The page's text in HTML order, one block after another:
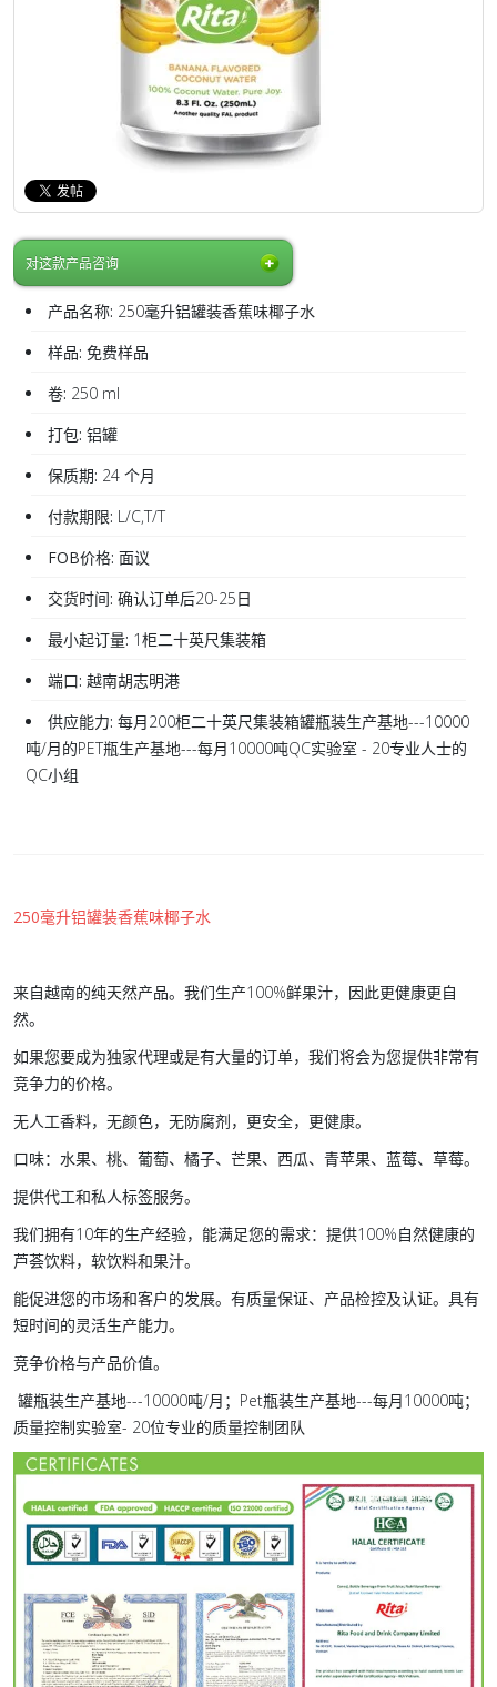
对这款产品咨询
产品名称: 250毫升铝罐装香蕉味椰子水
样品: 免费样品
卷: 250 ml
打包: 铝罐
保质期: 24 个月
付款期限: L/C,T/T
FOB价格: 面议
交货时间: 确认订单后20-25日
最小起订量: 1柜二十英尺集装箱
端口: 越南胡志明港
供应能力: 每月200柜二十英尺集装箱罐瓶装生产基地---10000
吨/月的PET瓶生产基地---每月10000吨QC实验室 - 20专业人士的
QC小组
250毫升铝罐装香蕉味椰子水
来自越南的纯天然产品。我们生产100%鲜果汁，因此更健康更自
然。
如果您要成为独家代理或是有大量的订单，我们将会为您提供非常有
竞争力的价格。
无人工香料，无颜色，无防腐剂，更安全，更健康。
口味：水果、桃、葡萄、橘子、芒果、西瓜、青苹果、蓝莓、草莓。
提供代工和私人标签服务。
我们拥有10年的生产经验，能满足您的需求：提供100%自然健康的
芦荟饮料，软饮料和果汁。
能促进您的市场和客户的发展。有质量保证、产品检控及认证。具有
短时间的灵活生产能力。
竞争价格与产品价值。
罐瓶装生产基地---10000吨/月；Pet瓶装生产基地---每月10000吨；
质量控制实验室- 20位专业的质量控制团队